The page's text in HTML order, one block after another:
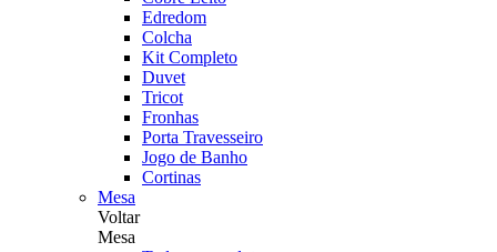
Edredom
Colcha
Kit Completo
Duvet
Tricot
Fronhas
Porta Travesseiro
Jogo de Banho
Cortinas
Mesa
Voltar
Mesa